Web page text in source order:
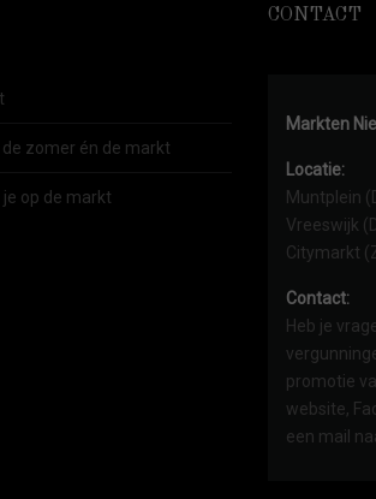
zomer én de markt
op de markt
CONTACT
Markten
Locatie:
Muntplein
Vreeswijk
Citymarkt
Contact:
Heb je
promotie
website,
een mail